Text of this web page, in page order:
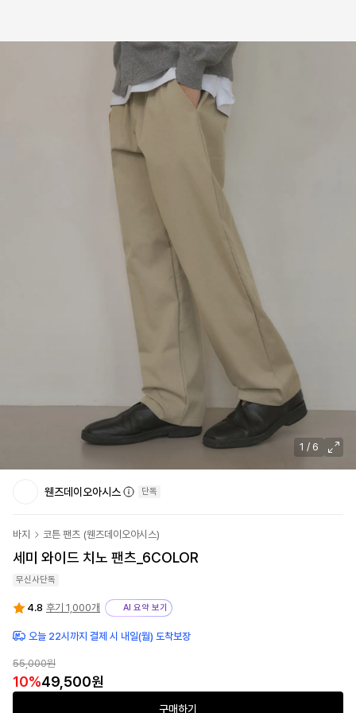
1 / 6
웬즈데이오아시스 단독
바지 코튼 팬츠 (웬즈데이오아시스)
세미 와이드 치노 팬츠_6COLOR
무신사단독
4.8 후기 1,000개 AI 요약 보기
오늘 22시까지 결제 시 내일(월) 도착보장
55,000원
10%49,500원
구매하기